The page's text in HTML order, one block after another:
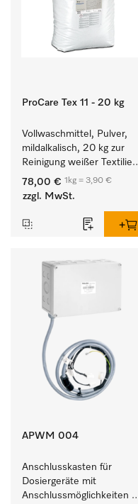
ProCare Tex 11 - 20 kg
Vollwaschmittel, Pulver,
mildalkalisch, 20 kg zur
Reinigung weißer Textilien
und farbechter
Buntwäsche.
78,00 € 1kg = 3,90 €
zzgl. MwSt.
APWM 004
Anschlusskasten für
Dosiergeräte mit
Anschlussmöglichkeiten